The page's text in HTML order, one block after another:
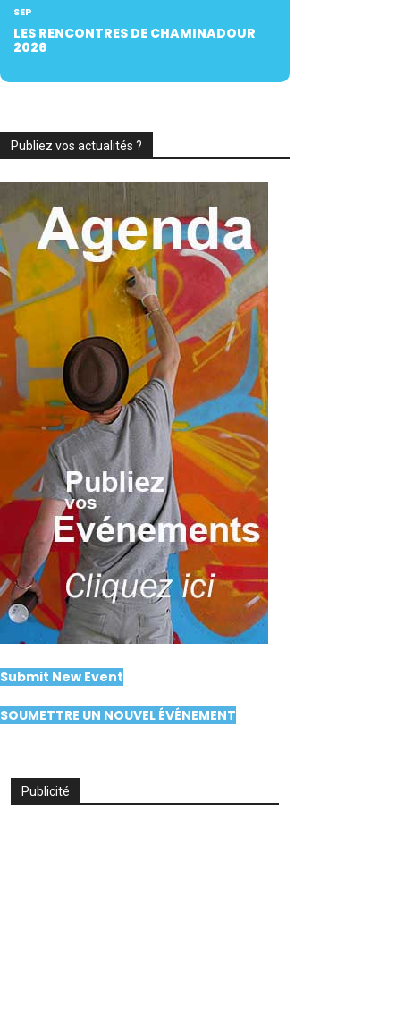
SEP
LES RENCONTRES DE CHAMINADOUR
2026
Publiez vos actualités ?
Submit New Event
SOUMETTRE UN NOUVEL ÉVÉNEMENT
Publicité